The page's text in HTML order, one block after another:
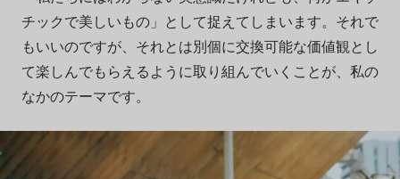
チックで美しいもの」として捉えてしまいます。それで
もいいのですが、それとは別個に交換可能な価値観とし
て楽しんでもらえるように取り組んでいくことが、私の
なかのテーマです。